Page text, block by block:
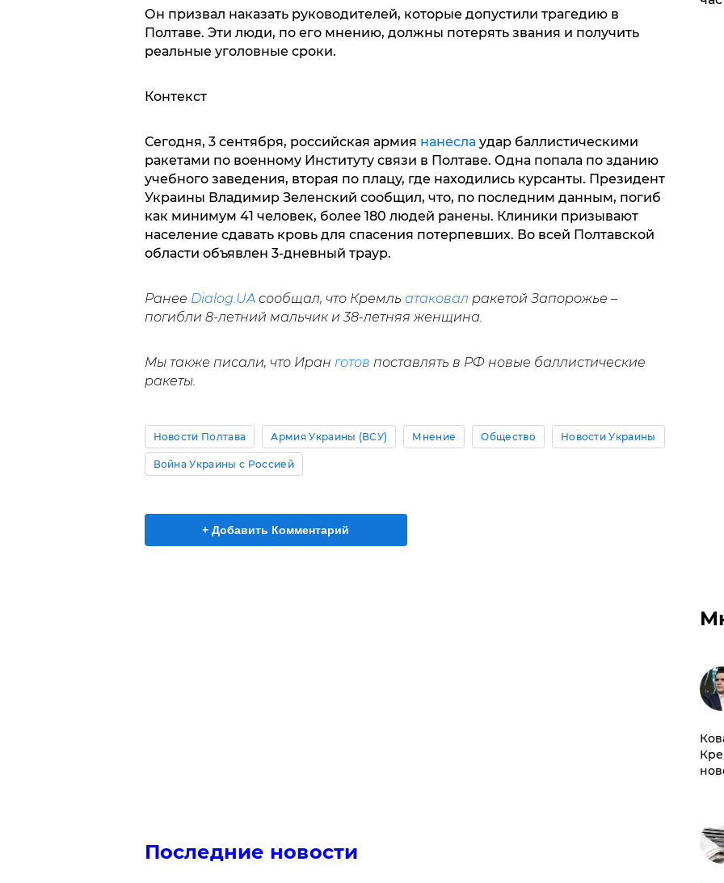
Он призвал наказать руководителей, которые допустили трагедию в
Полтаве. Эти люди, по его мнению, должны потерять звания и получить
реальные уголовные сроки.
Контекст
Сегодня, 3 сентября, российская армия нанеслаудар баллистическими
ракетами по военному Институту связи в Полтаве. Одна попала по зданию
учебного заведения, вторая по плацу, где находились курсанты. Президент
Украины Владимир Зеленский сообщил, что, по последним данным, погиб
как минимум 41 человек, более 180 людей ранены. Клиники призывают
население сдавать кровь для спасения потерпевших. Во всей Полтавской
области объявлен 3-дневный траур.
Ранее Dialog.UAсообщал, что Кремль атаковал ракетой Запорожье –
погибли 8-летний мальчик и 38-летняя женщина.
Мы также писали, что Иран готов поставлять в РФ новые баллистические
ракеты.
Новости Полтава Армия Украины (ВСУ) Мнение Общество Новости Украины
Война Украины с Россией
+ Добавить Комментарий
Последние новости